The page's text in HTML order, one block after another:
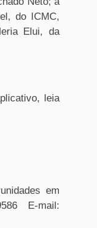
do ICMC,
Elui, da
leia
em
E-mail: